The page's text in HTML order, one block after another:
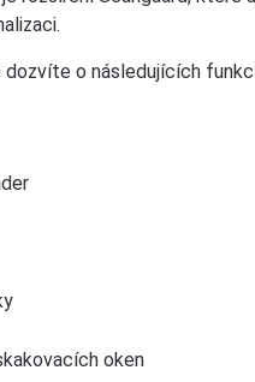
o následujících
oken